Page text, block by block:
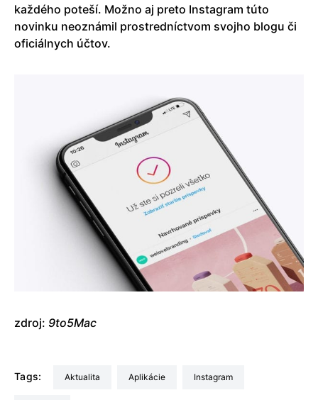
každého poteší. Možno aj preto Instagram túto
novinku neoznámil prostredníctvom svojho blogu či
oficiálnych účtov.
zdroj: 9to5Mac
Tags: aktualita Aplikácie Instagram